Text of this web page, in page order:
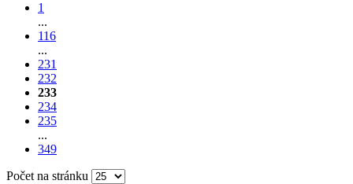
1
...
116
...
231
232
233
234
235
...
349
Počet na stránku